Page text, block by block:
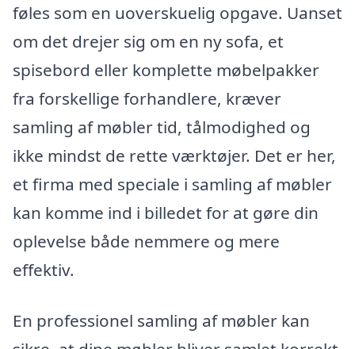
føles som en uoverskuelig opgave. Uanset
om det drejer sig om en ny sofa, et
spisebord eller komplette møbelpakker
fra forskellige forhandlere, kræver
samling af møbler tid, tålmodighed og
ikke mindst de rette værktøjer. Det er her,
et firma med speciale i samling af møbler
kan komme ind i billedet for at gøre din
oplevelse både nemmere og mere
effektiv.
En professionel samling af møbler kan